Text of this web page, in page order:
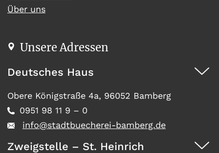
Über uns
Unsere Adressen
Deutsches Haus
Obere Königstraße 4a, 96052 Bamberg
0951 98 11 9 – 0
info@stadtbuecherei-bamberg.de
Zweigstelle – St. Heinrich